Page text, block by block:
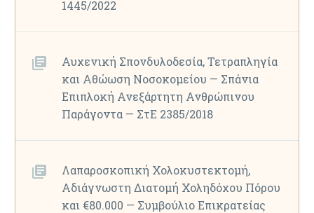
1445/2022
Αυχενική Σπονδυλοδεσία, Τετραπληγία
και Αθώωση Νοσοκομείου — Σπάνια
Επιπλοκή Ανεξάρτητη Ανθρώπινου
Παράγοντα — ΣτΕ 2385/2018
Λαπαροσκοπική Χολοκυστεκτομή,
Αδιάγνωστη Διατομή Χοληδόχου Πόρου
και €80.000 — Συμβούλιο Επικρατείας